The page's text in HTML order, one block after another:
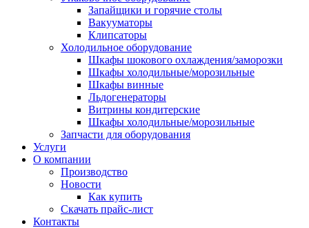
Запайщики и горячие столы
Вакууматоры
Клипсаторы
Холодильное оборудование
Шкафы шокового охлаждения/заморозки
Шкафы холодильные/морозильные
Шкафы винные
Льдогенераторы
Витрины кондитерские
Шкафы холодильные/морозильные
Запчасти для оборудования
Услуги
О компании
Производство
Новости
Как купить
Скачать прайс-лист
Контакты